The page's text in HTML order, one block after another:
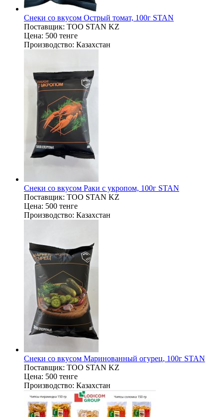
Снеки со вкусом Острый томат, 100г STAN
Поставщик: ТОО STAN KZ
Цена: 500 тенге
Производство: Казахстан
Снеки со вкусом Раки с укропом, 100г STAN
Поставщик: ТОО STAN KZ
Цена: 500 тенге
Производство: Казахстан
Снеки со вкусом Маринованный огурец, 100г STAN
Поставщик: ТОО STAN KZ
Цена: 500 тенге
Производство: Казахстан